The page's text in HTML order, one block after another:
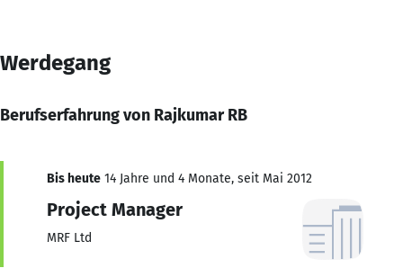
Werdegang
Berufserfahrung von Rajkumar RB
Bis heute 14 Jahre und 4 Monate, seit Mai 2012
Project Manager
MRF Ltd